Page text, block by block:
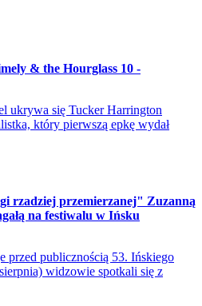
& the Hourglass 10 -
ukrywa się Tucker Harrington
który pierwszą epkę wydał
rzadziej przemierzanej" Zuzanną
na festiwalu w Ińsku
przed publicznością 53. Ińskiego
widzowie spotkali się z